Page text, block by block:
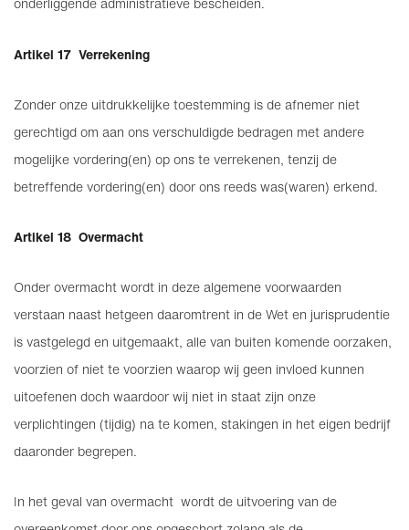
Artikel 17 Verrekening
Zonder onze uitdrukkelijke toestemming is de afnemer niet
gerechtigd om aan ons verschuldigde bedragen met andere
mogelijke vordering(en) op ons te verrekenen, tenzij de
betreffende vordering(en) door ons reeds was(waren) erkend.
Artikel 18 Overmacht
Onder overmacht wordt in deze algemene voorwaarden
verstaan naast hetgeen daaromtrent in de Wet en jurisprudentie
is vastgelegd en uitgemaakt, alle van buiten komende oorzaken,
voorzien of niet te voorzien waarop wij geen invloed kunnen
uitoefenen doch waardoor wij niet in staat zijn onze
verplichtingen (tijdig) na te komen, stakingen in het eigen bedrijf
daaronder begrepen.
In het geval van overmacht wordt de uitvoering van de